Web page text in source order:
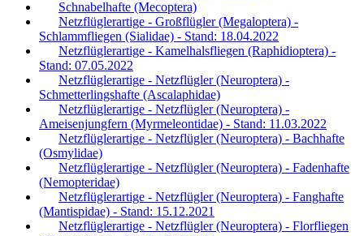
Schnabelhafte (Mecoptera)
Netzflüglerartige - Großflügler (Megaloptera) -
Schlammfliegen (Sialidae) - Stand: 18.04.2022
Netzflüglerartige - Kamelhalsfliegen (Raphidioptera) -
Stand: 07.05.2022
Netzflüglerartige - Netzflügler (Neuroptera) -
Schmetterlingshafte (Ascalaphidae)
Netzflüglerartige - Netzflügler (Neuroptera) -
Ameisenjungfern (Myrmeleontidae) - Stand: 11.03.2022
Netzflüglerartige - Netzflügler (Neuroptera) - Bachhafte
(Osmylidae)
Netzflüglerartige - Netzflügler (Neuroptera) - Fadenhafte
(Nemopteridae)
Netzflüglerartige - Netzflügler (Neuroptera) - Fanghafte
(Mantispidae) - Stand: 15.12.2021
Netzflüglerartige - Netzflügler (Neuroptera) - Florfliegen